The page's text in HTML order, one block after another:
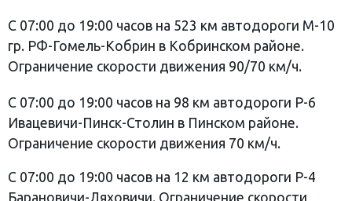
С 07:00 до 19:00 часов на 523 км автодороги М-10
гр. РФ-Гомель-Кобрин в Кобринском районе.
Ограничение скорости движения 90/70 км/ч.
С 07:00 до 19:00 часов на 98 км автодороги Р-6
Ивацевичи-Пинск-Столин в Пинском районе.
Ограничение скорости движения 70 км/ч.
С 07:00 до 19:00 часов на 12 км автодороги Р-4
Барановичи-Ляховичи. Ограничение скорости